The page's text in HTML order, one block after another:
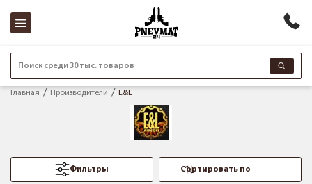
Поиск среди 30 тыс. товаров
Главная Производители E&L
Фильтры